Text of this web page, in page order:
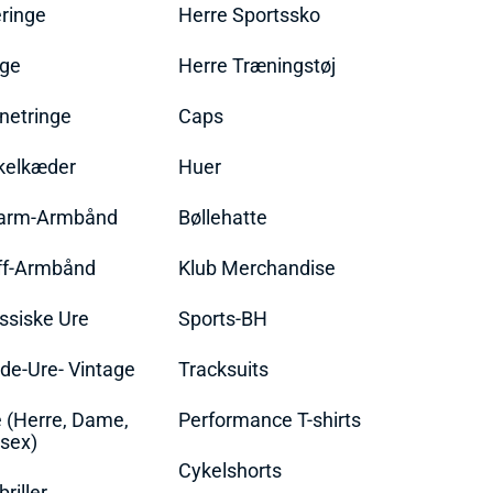
Armbånd
Armbånd
Ure
Ure- Vintage
(Herre, Dame,
Herre Sportssko
Herre Træningstøj
Caps
Huer
Bøllehatte
Klub Merchandise
Sports-BH
Tracksuits
Performance T-shirts
Cykelshorts